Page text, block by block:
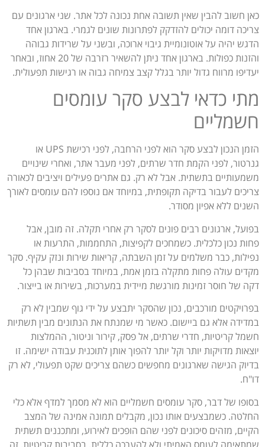
כאן חשוב להבין שאין תשובה אחת נכונה לכל אתר. שני ארגונים עם
צריכה דומה יכולים להזדקק לפתרונות שונים לגמרי. בארגון אחד
הדגש יהיה על אוטונומיית גיבוי ארוכה, ובשני על שרידות גבוהה
והזנות כפולות. בארגון אחד ניתן להשאיר רזרבה של 20 אחוז, ובאחר
יעדיפו מרווח גדול יותר בגלל קצב צמיחה גבוה או רגישות תפעולית.
מתי כדאי לבצע סקר עומסים
חשמליים
הזמן הנכון לבצע סקר הוא לפני הרחבה, לפני רכישת UPS או
גנרטור, לפני הקמת חדר שרתים, לפני מעבר אתר, ואחרי שינויים
משמעותיים בתשתית. אבל לא רק. גם אתרים פעילים ויציבים לכאורה
צריכים לעבור בדיקה תקופתית, במיוחד אם נוספו להם עומסים לאורך
השנים ללא אפיון מסודר.
בפועל, ארגונים רבים פונים לסקר רק אחרי תקלה. זה מובן, אבל
פחות נכון כלכלית. כשמחכים לקפיצות, התחממות, התרעות או
נפילות, כבר משלמים על זמן השבתה, קריאות שירות ונזק עקיף. סקר
מקדים עולה פחות מתקלה בזמן אמת, במיוחד בסביבות שבהן כל
דקה של חוסר זמינות מורגשת מיידית במערכות, בשירות או בייצור.
בפרויקטים מורכבים, נכון שהסקר יתבצע על ידי גוף שמבין לא רק
במדידה אלא גם ביישום. כאשר מי שמנתח את הנתונים מבין תשתיות
חשמל קריטיות, חדרי שרתים, אל פסק, קירור וניטור, ההמלצות
יוצאות מדויקות יותר וקל יותר להפוך אותן לתוכנית עבודה ישימה. זו
בדיוק הגישה שארגונים מחפשים כשהם צריכים שקט תפעולי, לא רק
דו"ח.
בסופו של דבר, סקר עומסים חשמליים הוא לא מסמך למדף אלא כלי
החלטה. כשמבצעים אותו נכון, מקבלים תמונה אמינה של המצב
הקיים, מזהים סיכונים לפני שהם הופכים לאירוע, ומתכננים תשתית
שמתאימה לעומס האמיתי ולא להערכה כללית. בסביבות קריטיות, זה